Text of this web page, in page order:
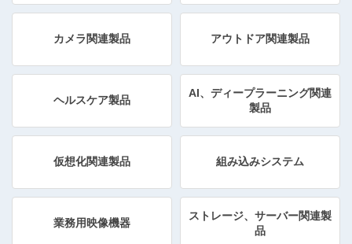
カメラ関連製品 アウトドア関連製品
ヘルスケア製品
AI、ディープラーニング関連
製品
仮想化関連製品 組み込みシステム
業務用映像機器
ストレージ、サーバー関連製
品